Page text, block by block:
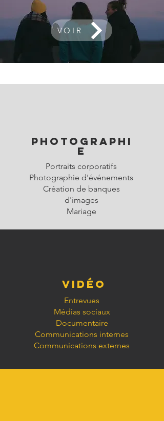
VOIR
Photographi
e
Portraits corporatifs
Photographie d'événements
Création de banques
d'images
Mariage
Vidéo
Entrevues
Médias sociaux
Documentaire
Communications internes
Communications externes